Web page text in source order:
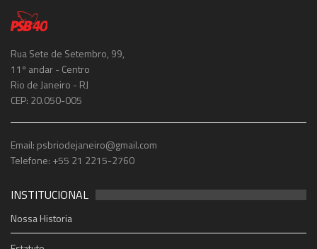
Rua Sete de Setembro, 99,
11º andar - Centro
Rio de Janeiro - RJ
CEP: 20.050-005
Email: psbriodejaneiro@gmail.com
Telefone: +55 21 2215-2760
INSTITUCIONAL
Nossa Historia